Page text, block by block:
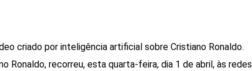
criado por inteligência artificial sobre Cristiano Ronaldo.
Ronaldo, recorreu, esta quarta-feira, dia 1 de abril, às redes